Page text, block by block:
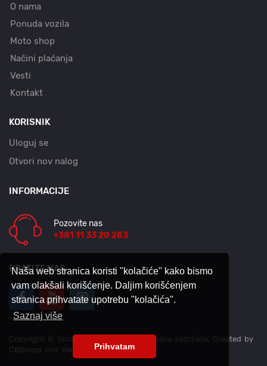
Naša web stranica koristi "kolačiće" kako bismo
vam olakšali korišćenje. Daljim korišćenjem
stranica prihvatate upotrebu "kolačića".
Saznaj više
Prihvatam
O nama
Ponuda vozila
Moto shop
Načini plaćanja
Vesti
Kontakt
KORISNIK
Uloguj se
Otvori nov nalog
INFORMACIJE
Pozovite nas
+381 11 33 20 283
PRATITE NAS
Copyright © Skuter Centar 2026. Sva prava zadržana. Created by
CBGroup
ViewSource